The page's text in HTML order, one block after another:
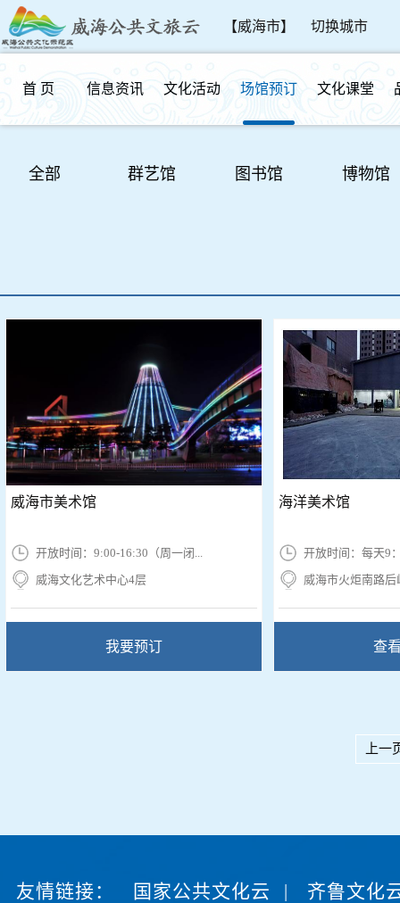
【威海市】 切换城市
首 页 信息资讯 文化活动 场馆预订 文化课堂
全部 群艺馆 图书馆 博物馆
威海市美术馆
开放时间：9:00-16:30（周一闭...
威海文化艺术中心4层
我要预订
海洋美术馆
开放时间：每天9
威海市火炬南路
查
上一
友情链接： 国家公共文化云 | 齐鲁文化